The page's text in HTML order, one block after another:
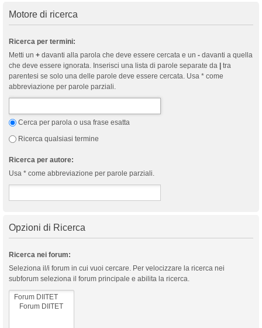
Motore di ricerca
Ricerca per termini:
Metti un + davanti alla parola che deve essere cercata e un - davanti a quella
che deve essere ignorata. Inserisci una lista di parole separate da
tra
parentesi se solo una delle parole deve essere cercata. Usa * come
abbreviazione per parole parziali.
Cerca per parola o usa frase esatta
Ricerca qualsiasi termine
Ricerca per autore:
Usa * come abbreviazione per parole parziali.
Opzioni di Ricerca
Ricerca nei forum:
Seleziona il/i forum in cui vuoi cercare. Per velocizzare la ricerca nei
subforum seleziona il forum principale e abilita la ricerca.